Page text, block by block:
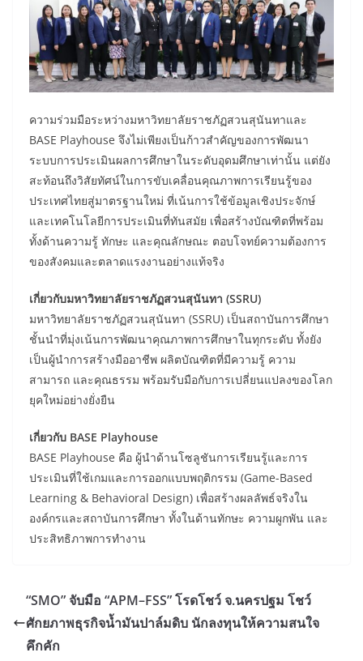
ความร่วมมือระหว่างมหาวิทยาลัยราชภัฏสวนสุนันทาและ
BASE Playhouse จึงไม่เพียงเป็นก้าวสำคัญของการพัฒนา
ระบบการประเมินผลการศึกษาในระดับอุดมศึกษาเท่านั้น แต่ยัง
สะท้อนถึงวิสัยทัศน์ในการขับเคลื่อนคุณภาพการเรียนรู้ของ
ประเทศไทยสู่มาตรฐานใหม่ ที่เน้นการใช้ข้อมูลเชิงประจักษ์
และเทคโนโลยีการประเมินที่ทันสมัย เพื่อสร้างบัณฑิตที่พร้อม
ทั้งด้านความรู้ ทักษะ และคุณลักษณะ ตอบโจทย์ความต้องการ
ของสังคมและตลาดแรงงานอย่างแท้จริง
เกี่ยวกับมหาวิทยาลัยราชภัฏสวนสุนันทา (SSRU)
มหาวิทยาลัยราชภัฏสวนสุนันทา (SSRU) เป็นสถาบันการศึกษา
ชั้นนำที่มุ่งเน้นการพัฒนาคุณภาพการศึกษาในทุกระดับ ทั้งยัง
เป็นผู้นำการสร้างมืออาชีพ ผลิตบัณฑิตที่มีความรู้ ความ
สามารถ และคุณธรรม พร้อมรับมือกับการเปลี่ยนแปลงของโลก
ยุคใหม่อย่างยั่งยืน
เกี่ยวกับ BASE Playhouse
BASE Playhouse คือ ผู้นำด้านโซลูชันการเรียนรู้และการ
ประเมินที่ใช้เกมและการออกแบบพฤติกรรม (Game-Based
Learning & Behavioral Design) เพื่อสร้างผลลัพธ์จริงใน
องค์กรและสถาบันการศึกษา ทั้งในด้านทักษะ ความผูกพัน และ
ประสิทธิภาพการทำงาน
“SMO” จับมือ “APM–FSS” โรดโชว์ จ.นครปฐม โชว์
ศักยภาพธุรกิจน้ำมันปาล์มดิบ นักลงทุนให้ความสนใจ
คึกคัก